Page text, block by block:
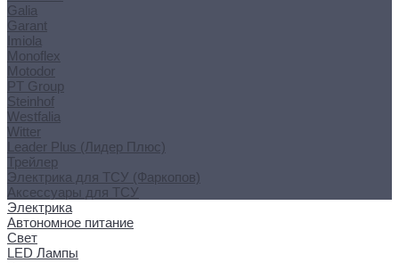
Galia
Garant
Imiola
Monoflex
Motodor
PT Group
Steinhof
Westfalia
Witter
Leader Plus (Лидер Плюс)
Трейлер
Электрика для ТСУ (Фаркопов)
Аксессуары для ТСУ
Электрика
Автономное питание
Свет
LED Лампы